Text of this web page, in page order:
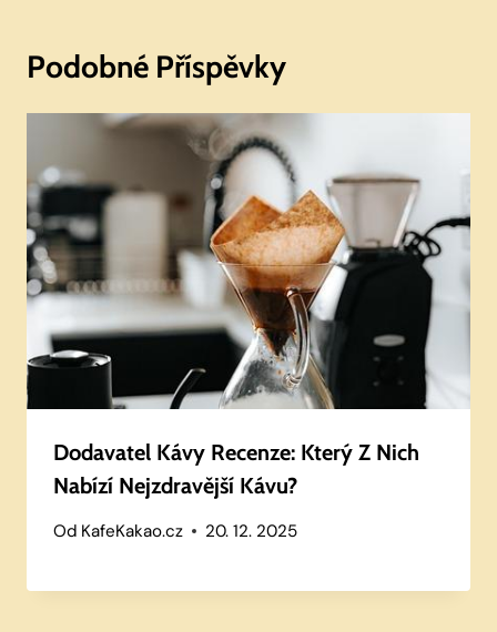
Podobné Příspěvky
Dodavatel Kávy Recenze: Který Z Nich
Nabízí Nejzdravější Kávu?
Od KafeKakao.cz 20. 12. 2025